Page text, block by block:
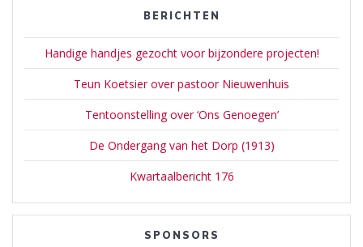
BERICHTEN
Handige handjes gezocht voor bijzondere projecten!
Teun Koetsier over pastoor Nieuwenhuis
Tentoonstelling over ‘Ons Genoegen’
De Ondergang van het Dorp (1913)
Kwartaalbericht 176
SPONSORS